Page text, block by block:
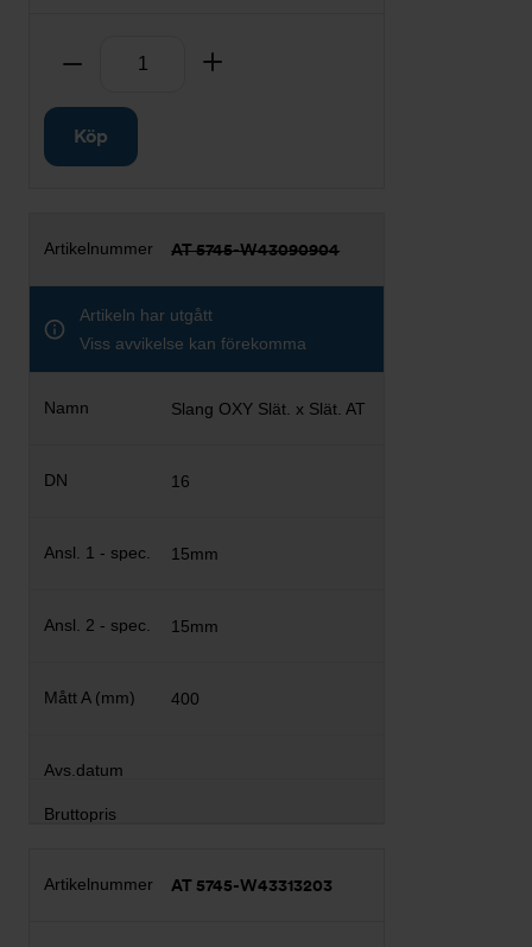
Ta bort
Köp
AT 5745-W43090904
Artikeln har utgått
Viss avvikelse kan förekomma
Slang OXY Slät. x Slät. AT
16
15mm
15mm
400
AT 5745-W43313203